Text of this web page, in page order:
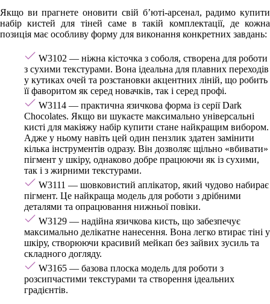
Якщо ви прагнете оновити свій б’юті-арсенал, радимо купити
набір кистей для тіней саме в такій комплектації, де кожна
позиція має особливу форму для виконання конкретних завдань:
W3102 — ніжна кісточка з соболя, створена для роботи
з сухими текстурами. Вона ідеальна для плавних переходів
у кутиках очей та розстановки акцентних ліній, що робить
її фаворитом як серед новачків, так і серед профі.
W3114 — практична язичкова форма із серії Dark
Chocolates. Якщо ви шукаєте максимально універсальні
кисті для макіяжу набір купити стане найкращим вибором.
Адже у ньому навіть цей один пензлик здатен замінити
кілька інструментів одразу. Він дозволяє щільно «вбивати»
пігмент у шкіру, однаково добре працюючи як із сухими,
так і з жирними текстурами.
W3111 — шовковистий аплікатор, який чудово набирає
пігмент. Це найкраща модель для роботи з дрібними
деталями та опрацювання нижньої повіки.
W3129 — надійна язичкова кисть, що забезпечує
максимально делікатне нанесення. Вона легко втирає тіні у
шкіру, створюючи красивий мейкап без зайвих зусиль та
складного догляду.
W3165 — базова плоска модель для роботи з
розсипчастими текстурами та створення ідеальних
градієнтів.